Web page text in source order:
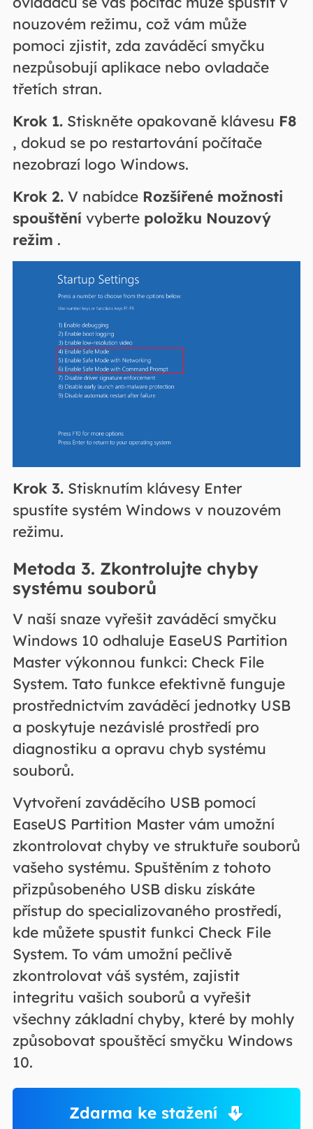
nouzovém režimu, což vám může
pomoci zjistit, zda zaváděcí smyčku
nezpůsobují aplikace nebo ovladače
třetích stran.
Krok 1.Stiskněte opakovaně klávesu F8
, dokud se po restartování počítače
nezobrazí logo Windows.
Krok 2.V nabídce Rozšířené možnosti
spouštění vyberte položku Nouzový
režim .
Krok 3.Stisknutím klávesy Enter
spustíte systém Windows v nouzovém
režimu.
Metoda 3. Zkontrolujte chyby
systému souborů
V naší snaze vyřešit zaváděcí smyčku
Windows 10 odhaluje EaseUS Partition
Master výkonnou funkci: Check File
System. Tato funkce efektivně funguje
prostřednictvím zaváděcí jednotky USB
a poskytuje nezávislé prostředí pro
diagnostiku a opravu chyb systému
souborů.
Vytvoření zaváděcího USB pomocí
EaseUS Partition Master vám umožní
zkontrolovat chyby ve struktuře souborů
vašeho systému. Spuštěním z tohoto
přizpůsobeného USB disku získáte
přístup do specializovaného prostředí,
kde můžete spustit funkci Check File
System. To vám umožní pečlivě
zkontrolovat váš systém, zajistit
integritu vašich souborů a vyřešit
všechny základní chyby, které by mohly
způsobovat spouštěcí smyčku Windows
10.
Zdarma ke stažení